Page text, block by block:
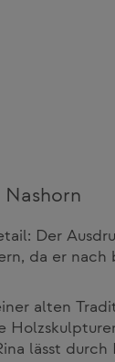
Der
da er
alten
lässt